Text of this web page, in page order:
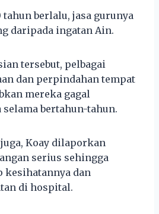
berlalu, jasa gurunya
daripada ingatan Ain.
tersebut, pelbagai
dan perpindahan tempat
mereka gagal
bertahun-tahun.
Koay dilaporkan
serius sehingga
kesihatannya dan
di hospital.